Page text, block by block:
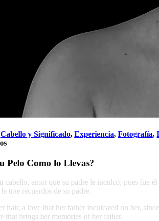
Cabello y Significado, Experiencia, Fotografía,
Pelo Como lo Llevas?
amor que su padre le inculcó, pues fue
trae recuerdos de su padre.
a love that her father inculcated on her,
that brings her memories of her father.